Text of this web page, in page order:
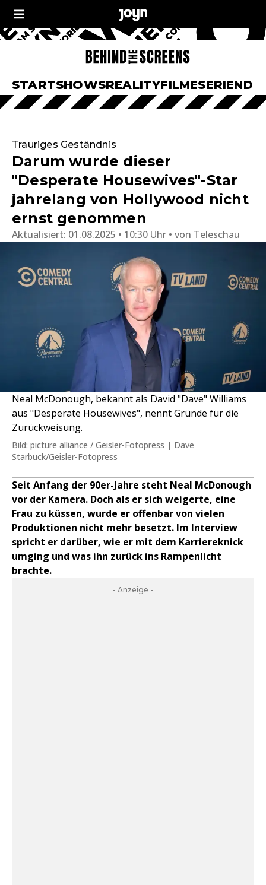
STARTSHOWSREALITYFILMESERIEN
Trauriges Geständnis
Darum wurde dieser
"Desperate Housewives"-Star
jahrelang von Hollywood nicht
ernst genommen
Aktualisiert: 01.08.2025 • 10:30 Uhr von Teleschau
Neal McDonough, bekannt als David "Dave" Williams
aus "Desperate Housewives", nennt Gründe für die
Zurückweisung.
Bild: picture alliance / Geisler-Fotopress | Dave
Starbuck/Geisler-Fotopress
Seit Anfang der 90er-Jahre steht Neal McDonough
vor der Kamera. Doch als er sich weigerte, eine
Frau zu küssen, wurde er offenbar von vielen
Produktionen nicht mehr besetzt. Im Interview
spricht er darüber, wie er mit dem Karriereknick
umging und was ihn zurück ins Rampenlicht
brachte.
- Anzeige -